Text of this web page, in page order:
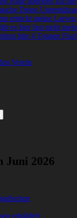
Deine
erstickt meine
es hier fast nicht
hier 4 Tonnen
Verein
Juni 2026
erhältlich